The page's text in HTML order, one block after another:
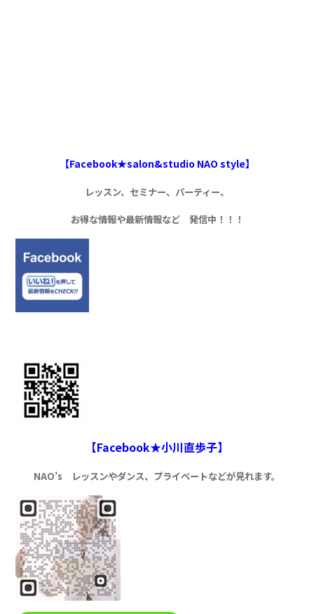
【Facebook★salon&studio NAO style】
レッスン、セミナー、パーティー、
お得な情報や最新情報など 発信中！！！
【Facebook★小川直歩子】
NAO’s レッスンやダンス、プライベートなどが見れます。